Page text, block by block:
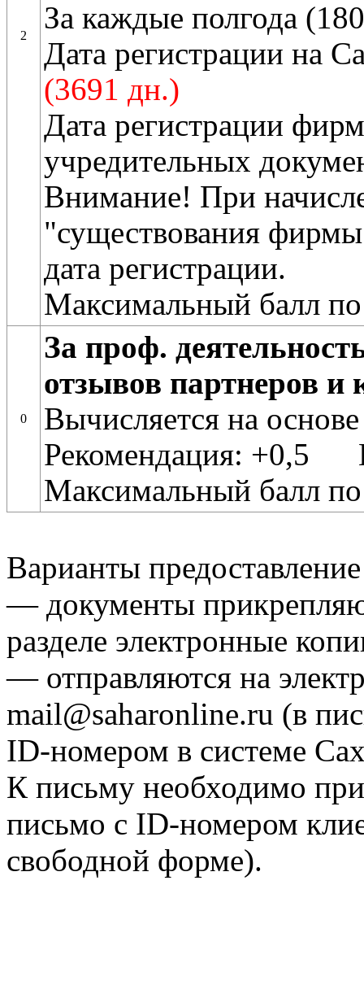
2
За каждые полгода
Дата регистрации на
(3691 дн.)
Дата регистрации
учредительных
Внимание! При
"существования
дата регистрации.
Максимальный балл
0
За проф.
отзывов партнеров и
Вычисляется на
Рекомендация:
Максимальный балл
Варианты
— документы
разделе электронные
— отправляются на
mail@saharonline.ru (в
ID-номером в системе
К письму необходимо
письмо с ID-номером
свободной форме).